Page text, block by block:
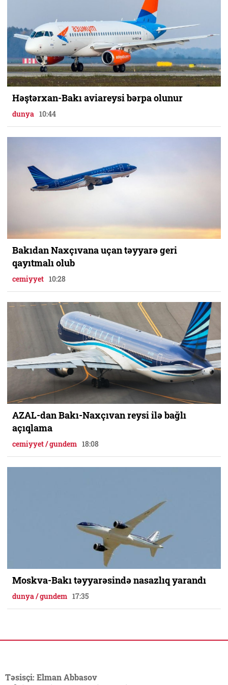
Həştərxan-Bakı aviareysi bərpa olunur
dunya 10:44
Bakıdan Naxçıvana uçan təyyarə geri
qayıtmalı olub
cemiyyet 10:28
AZAL-dan Bakı-Naxçıvan reysi ilə bağlı
açıqlama
cemiyyet / gundem 18:08
Moskva-Bakı təyyarəsində nasazlıq yarandı
dunya / gundem 17:35
Təsisçi: Elman Abbasov